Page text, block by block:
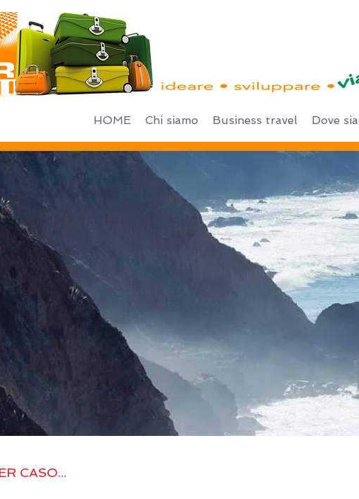
HOME Chi siamo Business travel Dove
CASO...